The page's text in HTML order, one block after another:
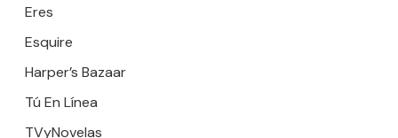
Eres
Esquire
Harper’s Bazaar
Tú En Línea
TVyNovelas